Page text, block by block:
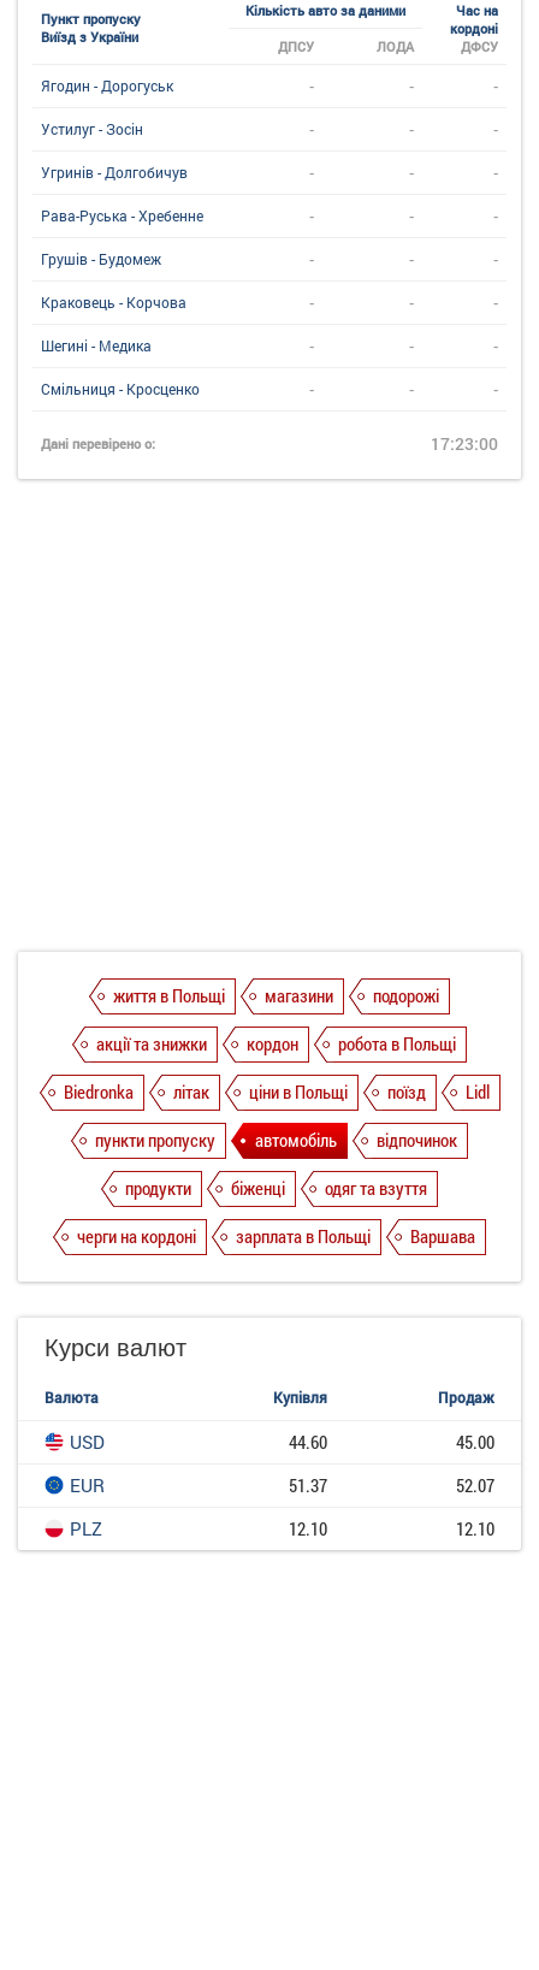
Пункт пропуску
Виїзд з України
Кількість авто за даними
Час на
кордоні
ДФСУ
ДПСУ ЛОДА
Ягодин - Дорогуськ - - -
Устилуг - Зосін - - -
Угринiв - Долгобичув - - -
Рава-Руська - Хребенне - - -
Грушів - Будомеж - - -
Краковець - Корчова - - -
Шегині - Медика - - -
Смільниця - Кросценко - - -
Дані перевірено о: 17:23:00
життя в Польщі магазини
подорожі
акції та знижки
кордон
робота в Польщі
Biedronka
літак ціни в Польщі поїзд
Lidl
пункти пропуску
автомобіль
відпочинок
продукти
біженці
одяг та взуття
черги на кордоні
зарплата в Польщі Варшава
Курси валют
Валюта Купівля Продаж
USD 44.60
45.00
EUR
51.37
52.07
PLZ
12.10 12.10